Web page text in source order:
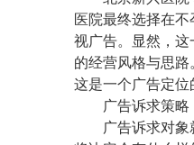
医院最终选择在
视广告。显然，
的经营风格与思
这是一个广告定位
广告诉求策略
广告诉求对象就